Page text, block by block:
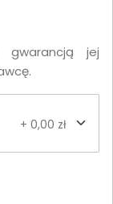
gwarancją jej
+ 0,00 zł